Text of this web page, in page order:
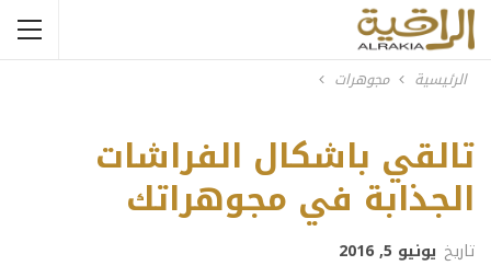
الرئيسية مجوهرات
تالقي باشكال الفراشات
الجذابة في مجوهراتك
تاريخ يونيو 5, 2016